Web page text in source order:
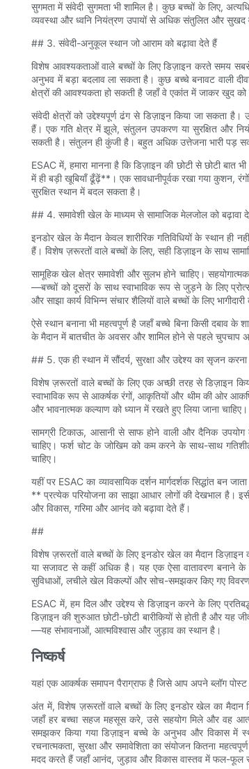
सुगमता में संवेदी सुगमता भी शामिल है। कुछ बच्चों के लिए,
व्यवस्था और ध्वनि नियंत्रण उपायों से अधिक संतुलित और सुखद
## 3. संवेदी-अनुकूल स्थान जो आराम को बढ़ावा देते हैं
विशेष आवश्यकताओं वाले बच्चों के लिए डिज़ाइन करते समय
अनुभव में बड़ा बदलाव ला सकता है। कुछ बच्चे बनावट वाली
क्षेत्रों की आवश्यकता हो सकती है जहाँ वे एकांत में जाकर खुद
संवेदी क्षेत्रों को उद्देश्यपूर्ण ढंग से डिज़ाइन किया जा सकता
हैं। एक गति क्षेत्र में झूले, संतुलन उपकरण या सुरक्षित और
सकती है। संतुलन ही कुंजी है। बहुत अधिक उत्तेजना भारी पड़
ESAC में, हमारा मानना ​​है कि डिज़ाइन की छोटी से छोटी बात
में ही बड़ी खूबियाँ ढूँढ़ें**। एक सावधानीपूर्वक रखा गया कुशन,
सुरक्षित स्थान में बदल सकता है।
## 4. समावेशी खेल के माध्यम से सामाजिक मेलजोल को बढ़ावा
इनडोर खेल के मैदान केवल शारीरिक गतिविधियों के स्थान
हैं। विशेष ज़रूरतों वाले बच्चों के लिए, सही डिज़ाइन के साथ
सामूहिक खेल क्षेत्र समावेशी और सुलभ होने चाहिए। सहयोगात्मक
—बच्चों को दूसरों के साथ स्वाभाविक रूप से जुड़ने के लिए
और साझा कार्य विभिन्न संचार शैलियों वाले बच्चों के लिए
ऐसे स्थान बनाना भी महत्वपूर्ण है जहाँ बच्चे बिना किसी
के मैदान में बातचीत के अवसर और शामिल होने से पहले चुपचाप
## 5. एक ही स्थान में सौंदर्य, सुरक्षा और उद्देश्य का सृजन करना
विशेष ज़रूरतों वाले बच्चों के लिए एक अच्छी तरह से डिज़ाइन
स्वाभाविक रूप से आकर्षक रंगों, आकृतियों और थीम की ओर
और भावनात्मक कल्याण को ध्यान में रखते हुए लिया जाना चाहिए।
सामग्री टिकाऊ, आसानी से साफ होने वाली और दैनिक उपयोग
चाहिए। फर्श चोट के जोखिम को कम करने के साथ-साथ
चाहिए।
यहीं पर ESAC का व्यावसायिक दर्शन मार्गदर्शक सिद्धांत
** प्रत्येक परियोजना का साझा आधार लोगों की देखभाल है।
और विकास, गरिमा और आनंद को बढ़ावा देते हैं।
##
विशेष ज़रूरतों वाले बच्चों के लिए इनडोर खेल का मैदान
या सजावट से कहीं अधिक है। यह एक ऐसा वातावरण
सुविधाओं, लचीले खेल विकल्पों और सोच-समझकर किए गए
ESAC में, हम दिल और उद्देश्य से डिज़ाइन करने के लिए
डिज़ाइन की शुरुआत छोटी-छोटी बारीकियों से होती है और यह
—यह संभावनाओं, आत्मविश्वास और जुड़ाव का स्थान है।
निष्कर्ष
यहां एक आकर्षक समापन पैराग्राफ है जिसे आप अपने ब्लॉग
अंत में, विशेष ज़रूरतों वाले बच्चों के लिए इनडोर खेल का मैदान
जहाँ हर बच्चा सहज महसूस करे, उसे सहयोग मिले और वह
समझकर किया गया डिज़ाइन बच्चे के अनुभव और विकास में
रचनात्मकता, सुरक्षा और समावेशिता का संयोजन कितना
मदद करते हैं जहाँ आनंद, जुड़ाव और विकास वास्तव में फल-फूल